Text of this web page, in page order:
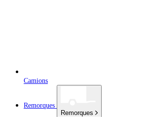
Camions
Remorques
Remorques